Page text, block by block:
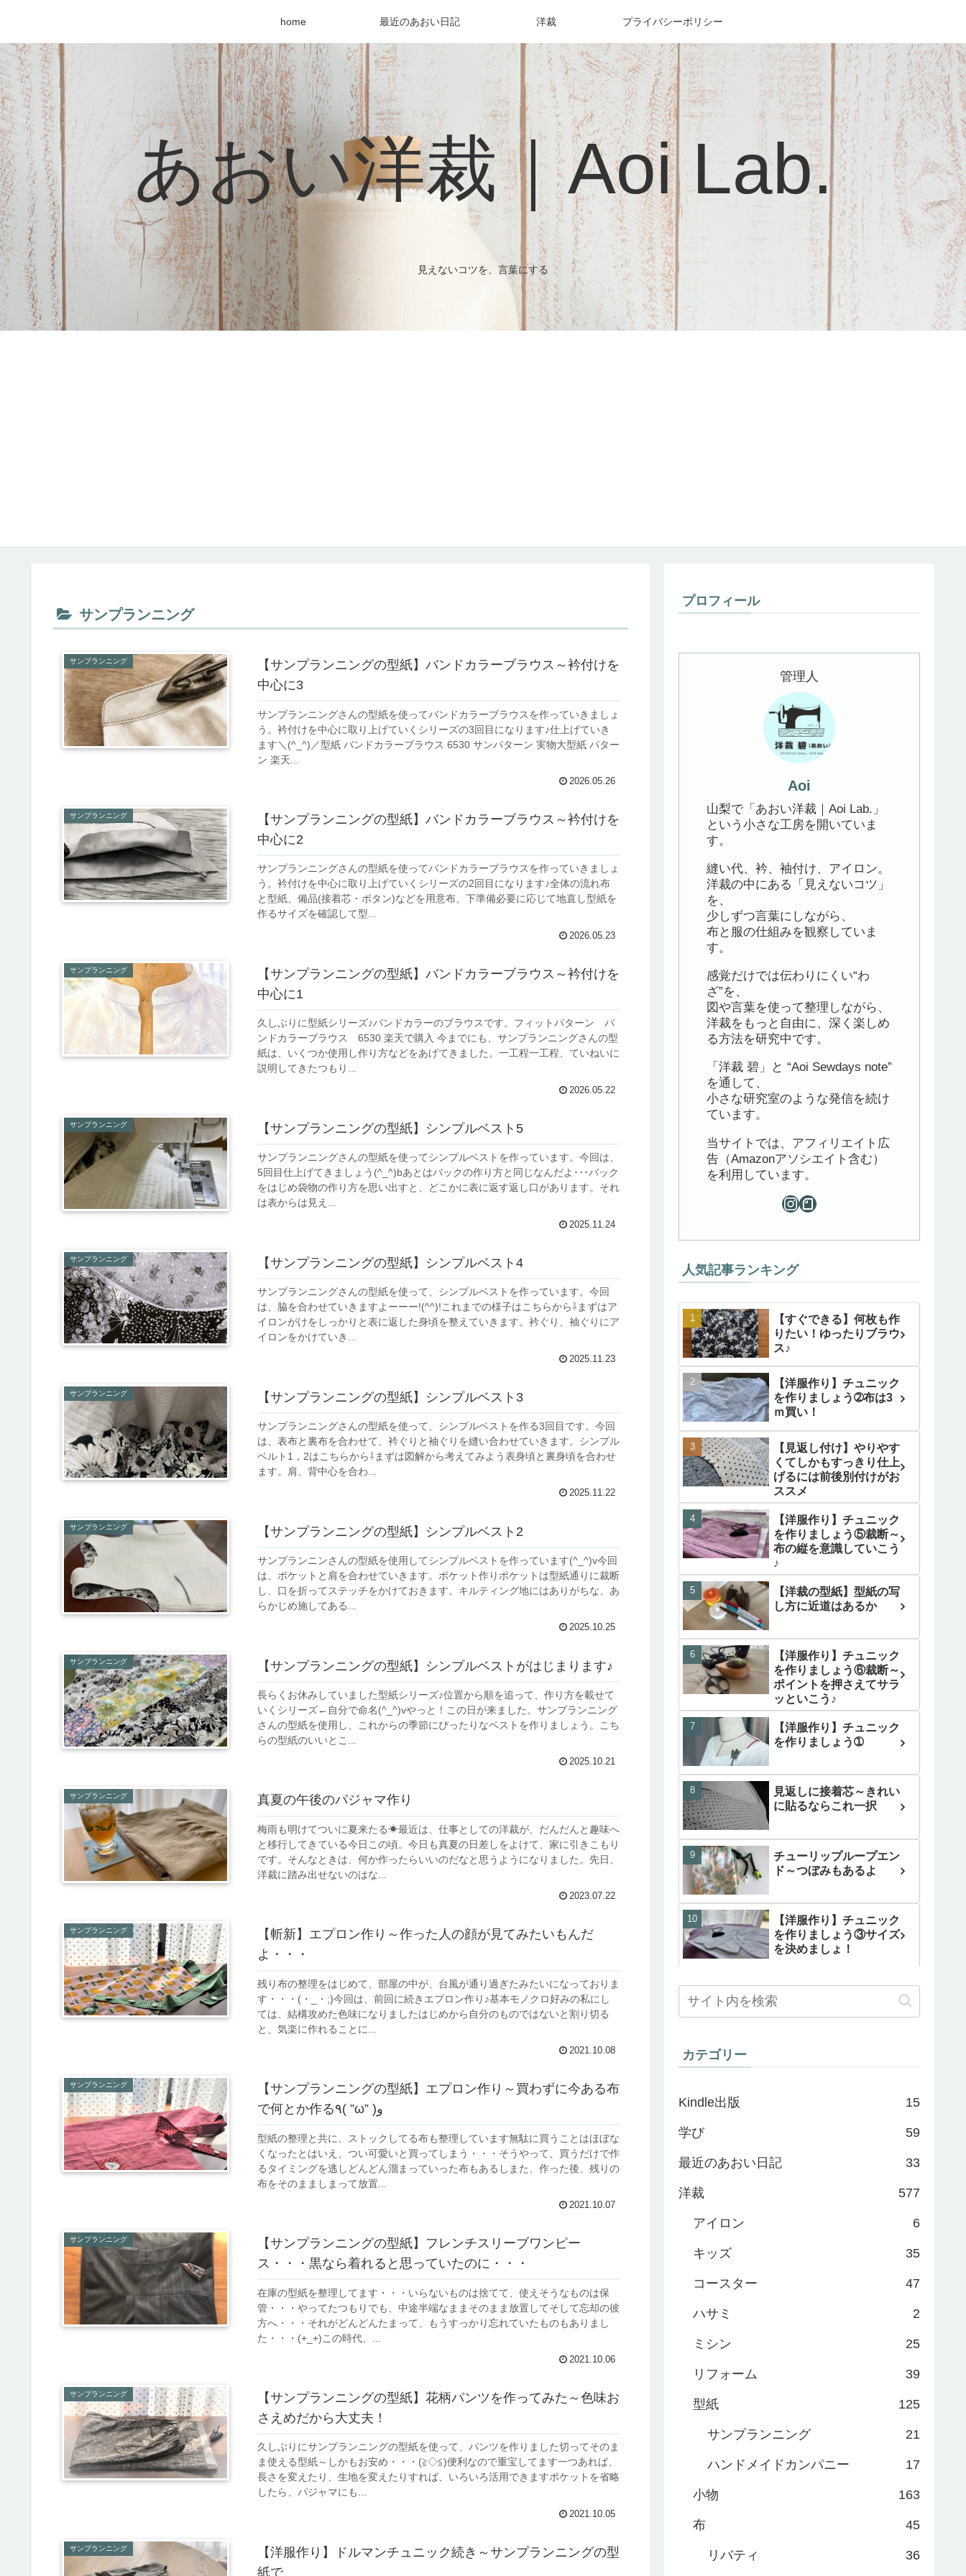
あおい洋裁｜Aoi Lab.
見えないコツを、言葉にする
home 最近のあおい日記 洋裁 プライバシーポリシー
サンプランニング
サンプランニング
【サンプランニングの型紙】バンドカラーブラウス～衿付けを
中心に3
サンプランニングさんの型紙を使ってバンドカラーブラウスを作っていきましょ
う。衿付けを中心に取り上げていくシリーズの3回目になります♪仕上げていき
ます＼(^_^)／型紙 バンドカラーブラウス 6530 サンパターン 実物大型紙 パター
ン 楽天...
2026.05.26
サンプランニング
【サンプランニングの型紙】バンドカラーブラウス～衿付けを
中心に2
サンプランニングさんの型紙を使ってバンドカラーブラウスを作っていきましょ
う。衿付けを中心に取り上げていくシリーズの2回目になります♪全体の流れ布
と型紙、備品(接着芯・ボタン)などを用意布、下準備必要に応じて地直し型紙を
作るサイズを確認して型...
2026.05.23
サンプランニング
【サンプランニングの型紙】バンドカラーブラウス～衿付けを
中心に1
久しぶりに型紙シリーズ♪バンドカラーのブラウスです。フィットパターン バ
ンドカラーブラウス 6530 楽天で購入 今までにも、サンプランニングさんの型
紙は、いくつか使用し作り方などをあげてきました。一工程一工程、ていねいに
説明してきたつもり...
2026.05.22
サンプランニング 【サンプランニングの型紙】シンプルベスト5
サンプランニングさんの型紙を使ってシンプルベストを作っています。今回は、
5回目仕上げてきましょう(^_^)bあとはバックの作り方と同じなんだよ･･･バック
をはじめ袋物の作り方を思い出すと、どこかに表に返す返し口があります。それ
は表からは見え...
2025.11.24
サンプランニング 【サンプランニングの型紙】シンプルベスト4
サンプランニングさんの型紙を使って、シンプルベストを作っています。今回
は、脇を合わせていきますよーーー!(^^)!これまでの様子はこちらから⇩まずはア
イロンがけをしっかりと表に返した身頃を整えていきます。衿ぐり、袖ぐりにア
イロンをかけていき...
2025.11.23
サンプランニング 【サンプランニングの型紙】シンプルベスト3
サンプランニングさんの型紙を使って、シンプルベストを作る3回目です。今回
は、表布と裏布を合わせて、衿ぐりと袖ぐりを縫い合わせていきます。シンプル
ベルト1，2はこちらから⇩まずは図解から考えてみよう表身頃と裏身頃を合わせ
ます。肩、背中心を合わ...
2025.11.22
サンプランニング 【サンプランニングの型紙】シンプルベスト2
サンプランニンさんの型紙を使用してシンプルベストを作っています(^_^)v今回
は、ポケットと肩を合わせていきます。ポケット作りポケットは型紙通りに裁断
し、口を折ってステッチをかけておきます。キルティング地にはありがちな、あ
らかじめ施してある...
2025.10.25
サンプランニング 【サンプランニングの型紙】シンプルベストがはじまります♪
長らくお休みしていました型紙シリーズ♪位置から順を追って、作り方を載せて
いくシリーズ←自分で命名(^_^)vやっと！この日が来ました。サンプランニング
さんの型紙を使用し、これからの季節にぴったりなベストを作りましょう。こち
らの型紙のいいとこ...
2025.10.21
サンプランニング 真夏の午後のパジャマ作り
梅雨も明けてついに夏来たる☀最近は、仕事としての洋裁が、だんだんと趣味へ
と移行してきている今日この頃。今日も真夏の日差しをよけて、家に引きこもり
です。そんなときは、何か作ったらいいのだなと思うようになりました。先日、
洋裁に踏み出せないのはな...
2023.07.22
サンプランニング
【斬新】エプロン作り～作った人の顔が見てみたいもんだ
よ・・・
残り布の整理をはじめて、部屋の中が、台風が通り過ぎたみたいになっておりま
す・・・(・_・;)今回は、前回に続きエプロン作り♪基本モノクロ好みの私にし
ては、結構攻めた色味になりましたはじめから自分のものではないと割り切る
と、気楽に作れることに...
2021.10.08
サンプランニング
【サンプランニングの型紙】エプロン作り～買わずに今ある布
で何とか作る٩( ”ω” )و
型紙の整理と共に、ストックしてる布も整理しています無駄に買うことはほぼな
くなったとはいえ、つい可愛いと買ってしまう・・・そうやって、買うだけで作
るタイミングを逃しどんどん溜まっていった布もあるしまた、作った後、残りの
布をそのまましまって放置...
2021.10.07
サンプランニング
【サンプランニングの型紙】フレンチスリーブワンピー
ス・・・黒なら着れると思っていたのに・・・
在庫の型紙を整理してます・・・いらないものは捨てて、使えそうなものは保
管・・・やってたつもりでも、中途半端なままそのまま放置してそして忘却の彼
方へ・・・それがどんどんたまって、もうすっかり忘れていたものもありまし
た・・・(+_+)この時代、...
2021.10.06
サンプランニング
【サンプランニングの型紙】花柄パンツを作ってみた～色味お
さえめだから大丈夫！
久しぶりにサンプランニングの型紙を使って、パンツを作りました切ってそのま
ま使える型紙～しかもお安め・・・(≧◇≦)便利なので重宝してます一つあれば、
長さを変えたり、生地を変えたりすれば、いろいろ活用できますポケットを省略
したら、パジャマにも...
2021.10.05
サンプランニング
【洋服作り】ドルマンチュニック続き～サンプランニングの型
紙で
プロフィール
管理人
Aoi
山梨で「あおい洋裁｜Aoi Lab.」
という小さな工房を開いていま
す。
縫い代、衿、袖付け、アイロン。
洋裁の中にある「見えないコツ」
を、
少しずつ言葉にしながら、
布と服の仕組みを観察していま
す。
感覚だけでは伝わりにくい“わ
ざ”を、
図や言葉を使って整理しながら、
洋裁をもっと自由に、深く楽しめ
る方法を研究中です。
「洋裁 碧」と “Aoi Sewdays note”
を通して、
小さな研究室のような発信を続け
ています。
当サイトでは、アフィリエイト広
告（Amazonアソシエイト含む）
を利用しています。
人気記事ランキング
【すぐできる】何枚も作
りたい！ゆったりブラウ
ス♪
【洋服作り】チュニック
を作りましょう➁布は3
ｍ買い！
【見返し付け】やりやす
くてしかもすっきり仕上
げるには前後別付けがお
ススメ
【洋服作り】チュニック
を作りましょう⑤裁断～
布の縦を意識していこう
♪
【洋裁の型紙】型紙の写
し方に近道はあるか
【洋服作り】チュニック
を作りましょう⑥裁断～
ポイントを押さえてサラ
ッといこう♪
【洋服作り】チュニック
を作りましょう➀
見返しに接着芯～きれい
に貼るならこれ一択
チューリップループエン
ド～つぼみもあるよ
【洋服作り】チュニック
を作りましょう③サイズ
を決めましょ！
カテゴリー
Kindle出版 15
学び 59
最近のあおい日記 33
洋裁 577
アイロン 6
キッズ 35
コースター 47
ハサミ 2
ミシン 25
リフォーム 39
型紙 125
サンプランニング 21
ハンドメイドカンパニー 17
小物 163
布 45
リバティ 36